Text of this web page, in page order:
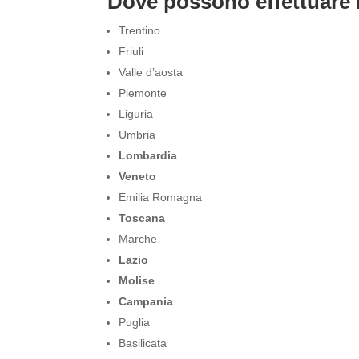
Trentino
Friuli
Valle d’aosta
Piemonte
Liguria
Umbria
Lombardia
Veneto
Emilia Romagna
Toscana
Marche
Lazio
Molise
Campania
Puglia
Basilicata